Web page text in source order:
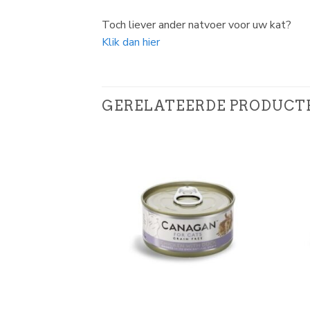
Toch liever ander natvoer voor uw kat?
Klik dan hier
GERELATEERDE